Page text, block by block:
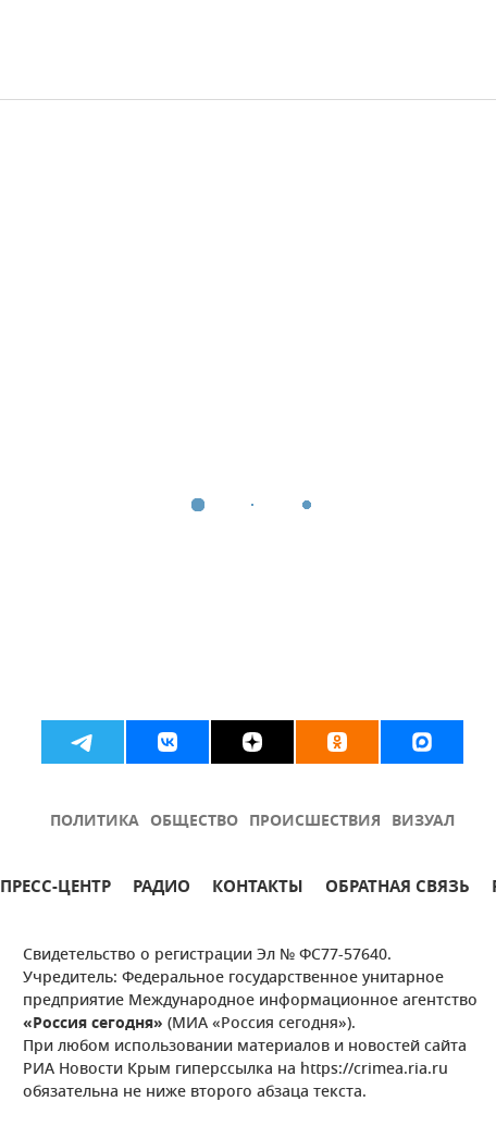
ПОЛИТИКА ОБЩЕСТВО ПРОИСШЕСТВИЯ ВИЗУАЛ
ПРЕСС-ЦЕНТР РАДИО КОНТАКТЫ ОБРАТНАЯ СВЯЗЬ
Свидетельство о регистрации Эл № ФС77-57640.
Учредитель: Федеральное государственное унитарное
предприятие Международное информационное агентство
«Россия сегодня» (МИА «Россия сегодня»).
При любом использовании материалов и новостей сайта
РИА Новости Крым гиперссылка на https://crimea.ria.ru
обязательна не ниже второго абзаца текста.